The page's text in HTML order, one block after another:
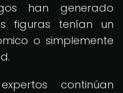
han generado
figuras tenían un
o simplemente
continúan